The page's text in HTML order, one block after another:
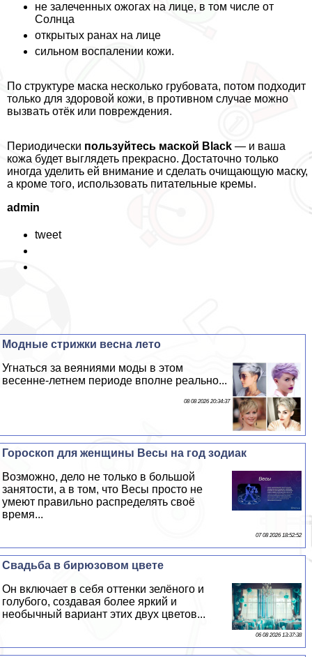
не залеченных ожогах на лице, в том числе от
Солнца
открытых ранах на лице
сильном воспалении кожи.
По структуре маска несколько грубовата, потом подходит
только для здоровой кожи, в противном случае можно
вызвать отёк или повреждения.
Периодически пользуйтесь маской Black — и ваша
кожа будет выглядеть прекрасно. Достаточно только
иногда уделить ей внимание и сделать очищающую маску,
а кроме того, использовать питательные кремы.
admin
tweet
Модные стрижки весна лето
Угнаться за веяниями моды в этом
весенне-летнем периоде вполне реально...
08 08 2026 20:34:37
Гороскоп для женщины Весы на год зодиак
Возможно, дело не только в большой
занятости, а в том, что Весы просто не
умеют правильно распределять своё
время...
07 08 2026 18:52:52
Свадьба в бирюзовом цвете
Он включает в себя оттенки зелёного и
гoлyбого, создавая более яркий и
необычный вариант этих двух цветов...
06 08 2026 13:37:38